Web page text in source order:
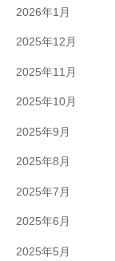
2026年1月
2025年12月
2025年11月
2025年10月
2025年9月
2025年8月
2025年7月
2025年6月
2025年5月